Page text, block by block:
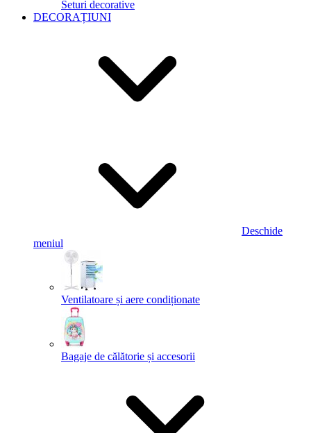
Seturi decorative
DECORAȚIUNI
Deschide
meniul
Ventilatoare și aere condiționate
Bagaje de călătorie și accesorii